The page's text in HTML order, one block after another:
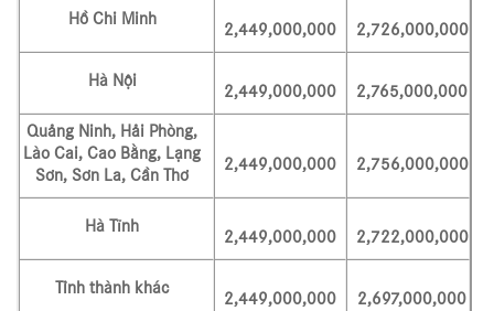
Hồ Chi Minh
2,449,000,000 2,726,000,000
Hà Nội
2,449,000,000 2,765,000,000
Quảng Ninh, Hải Phòng,
Lào Cai, Cao Bằng, Lạng
Sơn, Sơn La, Cần Thơ
2,449,000,000 2,756,000,000
Hà Tĩnh
2,449,000,000 2,722,000,000
Tỉnh thành khác
2,449,000,000 2,697,000,000